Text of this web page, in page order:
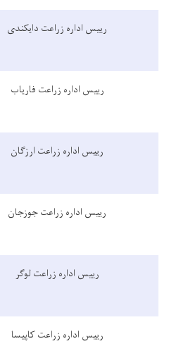
رییس اداره زراعت دایکندی
رییس اداره زراعت فاریاب
رییس اداره زراعت ارزگان
رییس اداره زراعت جوزجان
رییس اداره زراعت لوگر
رییس اداره زراعت کاپیسا